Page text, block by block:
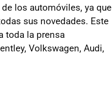
los automóviles, ya que
sus novedades. Este
toda la prensa
Volkswagen, Audi,